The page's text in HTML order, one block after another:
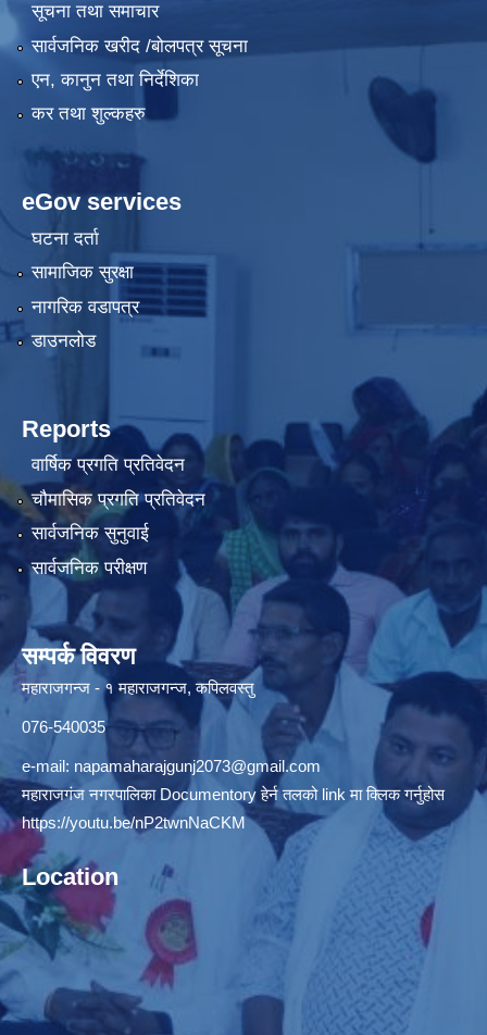
सूचना तथा समाचार
सार्वजनिक खरीद /बोलपत्र सूचना
एन, कानुन तथा निर्देशिका
कर तथा शुल्कहरु
eGov services
घटना दर्ता
सामाजिक सुरक्षा
नागरिक वडापत्र
डाउनलोड
Reports
वार्षिक प्रगति प्रतिवेदन
चौमासिक प्रगति प्रतिवेदन
सार्वजनिक सुनुवाई
सार्वजनिक परीक्षण
सम्पर्क विवरण
महाराजगन्ज - १ महाराजगन्ज, कपिलवस्तु
076-540035
e-mail: napamaharajgunj2073@gmail.com
महाराजगंज नगरपालिका Documentory हेर्न तलको link मा क्लिक गर्नुहोस
https://youtu.be/nP2twnNaCKM
Location